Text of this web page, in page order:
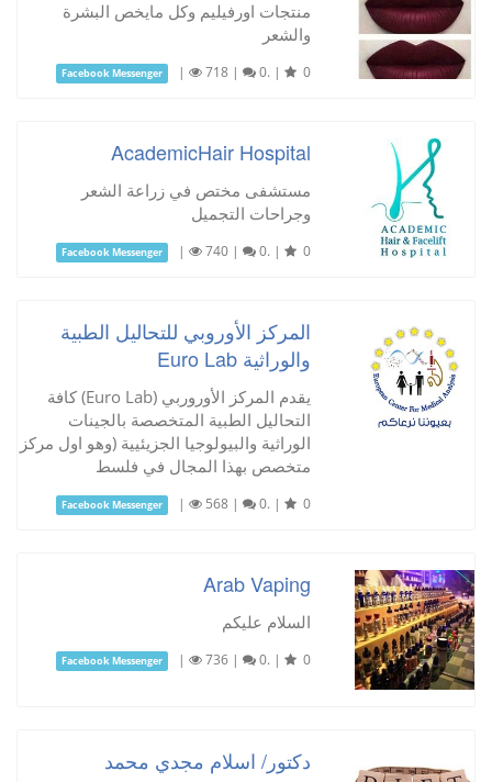
منتجات اورفيليم وكل مايخص البشرة
والشعر
Facebook Messenger | 718 | 0. | 0
AcademicHair Hospital
مستشفى مختص في زراعة الشعر
وجراحات التجميل
Facebook Messenger | 740 | 0. | 0
المركز الأوروبي للتحاليل الطبية
والوراثية Euro Lab
يقدم المركز الأوروربي (Euro Lab) كافة
التحاليل الطبية المتخصصة بالجينات
الوراثية والبيولوجيا الجزيئيية (وهو اول مركز
متخصص بهذا المجال في فلسط
Facebook Messenger | 568 | 0. | 0
Arab Vaping
السلام عليكم
Facebook Messenger | 736 | 0. | 0
دكتور/ اسلام مجدي محمد